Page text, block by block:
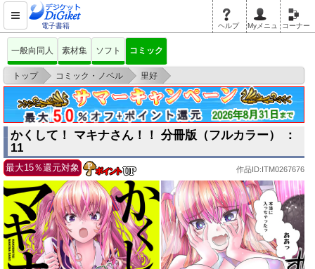
電子書籍 ヘルプ Myメニュ コーナー
一般向同人 素材集 ソフト コミック
トップ > コミック・ノベル > 里好
>
かくして！ マキナさん！！ 分冊版（フルカラー） ： 11
かくして！ マキナさん！！ 分冊版（フルカラー） ：
11
最大15％還元対象 作品ID:ITM0267676